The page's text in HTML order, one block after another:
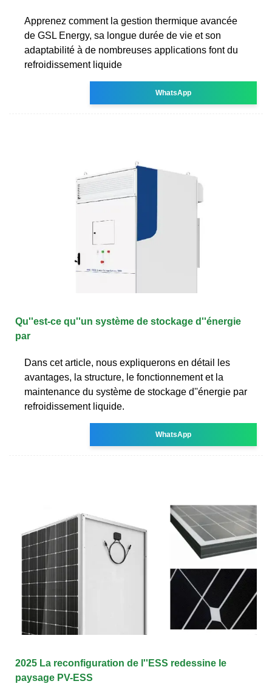
Apprenez comment la gestion thermique avancée
de GSL Energy, sa longue durée de vie et son
adaptabilité à de nombreuses applications font du
refroidissement liquide
WhatsApp
Qu''est-ce qu''un système de stockage d''énergie
par
Dans cet article, nous expliquerons en détail les
avantages, la structure, le fonctionnement et la
maintenance du système de stockage d''énergie par
refroidissement liquide.
WhatsApp
2025 La reconfiguration de l''ESS redessine le
paysage PV-ESS